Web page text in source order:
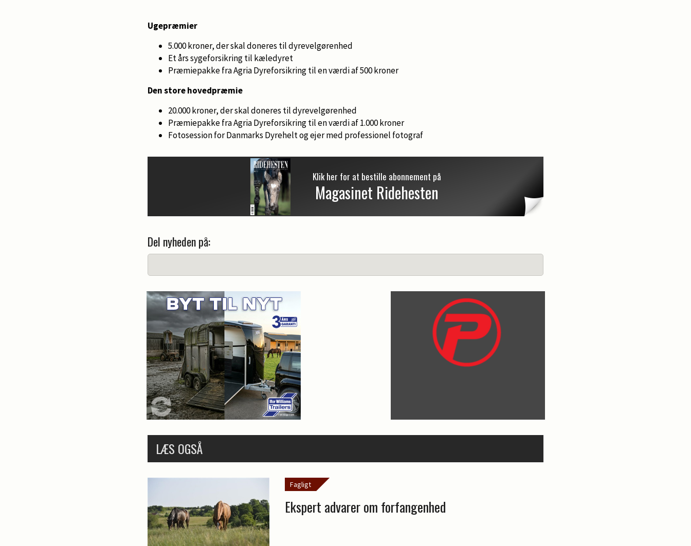
Ugepræmier
5.000 kroner, der skal doneres til dyrevelgørenhed
Et års sygeforsikring til kæledyret
Præmiepakke fra Agria Dyreforsikring til en værdi af 500 kroner
Den store hovedpræmie
20.000 kroner, der skal doneres til dyrevelgørenhed
Præmiepakke fra Agria Dyreforsikring til en værdi af 1.000 kroner
Fotosession for Danmarks Dyrehelt og ejer med professionel fotograf
Klik her for at bestille abonnement på
Magasinet Ridehesten
Del nyheden på:
LÆS OGSÅ
Fagligt
Ekspert advarer om forfangenhed